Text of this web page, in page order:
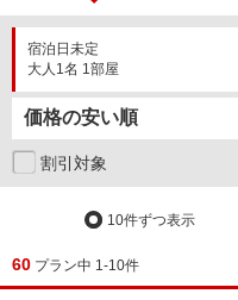
宿泊日未定
大人1名 1部屋
割引対象
10件ずつ表示
60 プラン中 1-10件